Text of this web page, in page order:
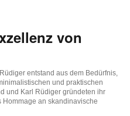
von
entstand aus dem Bedürfnis,
und praktischen
und Karl Rüdiger gründeten ihr
an skandinavische